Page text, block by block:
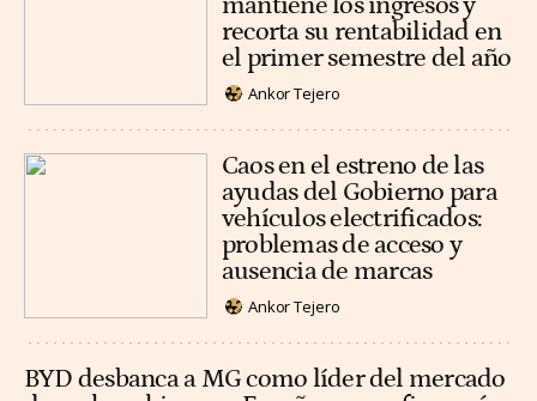
recorta su rentabilidad en
el primer semestre del año
Ankor Tejero
Caos en el estreno de las
ayudas del Gobierno para
vehículos electrificados:
problemas de acceso y
ausencia de marcas
Ankor Tejero
BYD desbanca a MG como líder del mercado